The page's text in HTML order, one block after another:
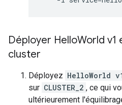
Déployer HelloWorld v1
cluster
Déployez HelloWorld
sur CLUSTER_2 , ce qui
ultérieurement